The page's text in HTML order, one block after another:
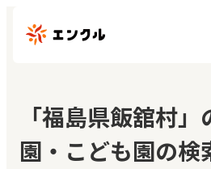
保育園・幼稚園を探す
地図から探す
「福島県飯舘村
園・こども園の検